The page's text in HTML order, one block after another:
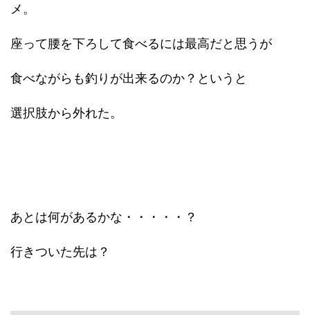
メ。
座って腰を下ろして食べるには最高だと思うが
食べながらも釣りが出来るのか？というと
選択肢から外れた。
あとは何があるかな・・・・・？
行きついた先は？